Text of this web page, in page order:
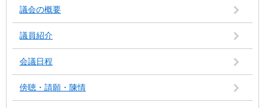
議会の概要
議員紹介
会議日程
傍聴・請願・陳情